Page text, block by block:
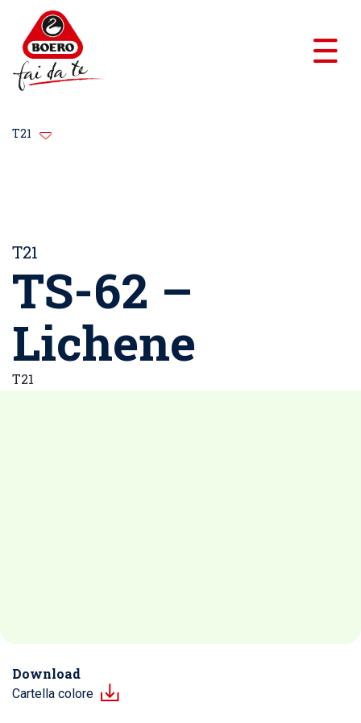
T21
T21
TS-62 –
Lichene
T21
Download
Cartella colore